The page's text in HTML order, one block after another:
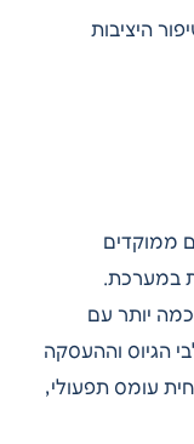
היציבות
ממוקדים
במערכת.
יותר עם
הגיוס וההעסקה
עומס תפעולי,